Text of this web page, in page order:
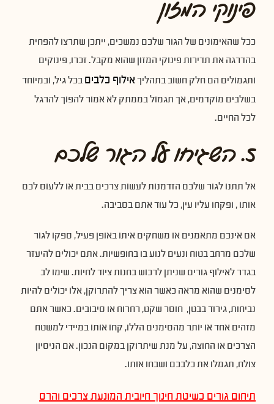
פינוקי המזון
ככל שהאימונים של הגור שלכם נמשכים, ייתכן שתרצו להפחית
בהדרגה את תדירות פינוקי המזון שהוא מקבל. זכרו, פינוקים
ותגמולים הם חלק חשוב בתהליךאילוף כלביםבכל גיל, ובמיוחד
בשלבים מוקדמים, אך תגמול בממתק לא אמור להפוך להרגל
לכל החיים.
5. השגיחו על הגור שלכם
אל תתנו לגור שלכם הזדמנות לעשות צרכים בבית או ללעוס לכם
אותו , ופקחו עליו עין, כל עוד אתם בסביבה.
אם אינכם מתאמנים או משחקים איתו באופן פעיל, ספקו לגור
שלכם מרחב בטוח ונעים לנוע בו בחופשיות. אתם יכולים להיעזר
בגדר לאילוף גורים שניתן לרכוש בחנות ציוד לחיות. שימו לב
לסימנים שהוא מראה כאשר הוא צריך להתרוקן, אלו יכולים להיות
נביחות, גירוד בבטן, חוסר שקט, רחרוח או סיבובים. כאשר אתם
מזהים אחד או יותר מהסימנים הללו, קחו אותו במיידי למשטח
הצרכים או החוצה, על מנת שיתרוקן במקום הנכון. אם הניסיון
צולח, תגמלו את כלבכם ושבחו אותו.
תיחום גורים כשיטת חינוך חיובית המונעת צרכים והרס